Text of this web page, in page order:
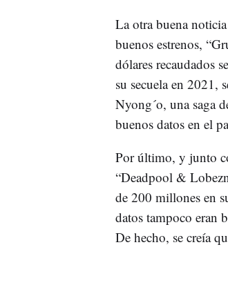
La otra buena
buenos estrenos,
dólares recaudados
su secuela en 2021,
Nyong´o, una saga
buenos datos en el
Por último, y junto
“Deadpool &
de 200 millones en
datos tampoco eran
De hecho, se creía